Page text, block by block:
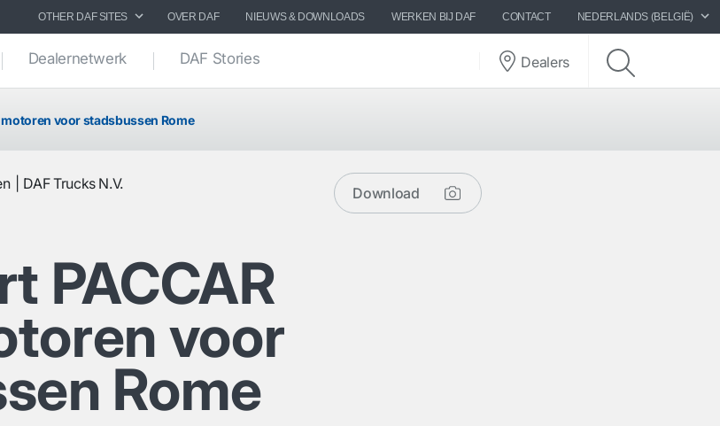
OTHER DAF SITES OVER DAF NIEUWS & DOWNLOADS WERKEN BIJ DAF CONTACT NEDERLANDS (BELGIË)
Dealernetwerk DAF Stories Dealers
motoren voor stadsbussen Rome
Download
DAF Trucks N.V.
PACCAR
voor
Rome